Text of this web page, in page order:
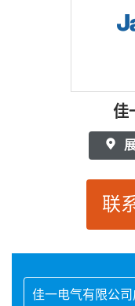
佳
联
佳一电气有限公